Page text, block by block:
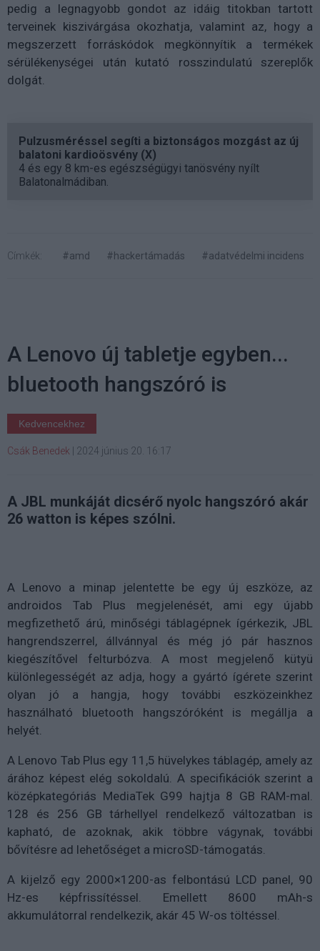
pedig a legnagyobb gondot az idáig titokban tartott
terveinek kiszivárgása okozhatja, valamint az, hogy a
megszerzett forráskódok megkönnyítik a termékek
sérülékenységei után kutató rosszindulatú szereplők
dolgát.
Pulzusméréssel segíti a biztonságos mozgást az új
balatoni kardioösvény (X)
4 és egy 8 km-es egészségügyi tanösvény nyílt
Balatonalmádiban.
Címkék: #amd #hackertámadás #adatvédelmi incidens
A Lenovo új tabletje egyben...
bluetooth hangszóró is
Kedvencekhez
Csák Benedek | 2024 június 20. 16:17
A JBL munkáját dicsérő nyolc hangszóró akár
26 watton is képes szólni.
A Lenovo a minap jelentette be egy új eszköze, az
androidos Tab Plus megjelenését, ami egy újabb
megfizethető árú, minőségi táblagépnek ígérkezik, JBL
hangrendszerrel, állvánnyal és még jó pár hasznos
kiegészítővel felturbózva. A most megjelenő kütyü
különlegességét az adja, hogy a gyártó ígérete szerint
olyan jó a hangja, hogy további eszközeinkhez
használható bluetooth hangszóróként is megállja a
helyét.
A Lenovo Tab Plus egy 11,5 hüvelykes táblagép, amely az
árához képest elég sokoldalú. A specifikációk szerint a
középkategóriás MediaTek G99 hajtja 8 GB RAM-mal.
128 és 256 GB tárhellyel rendelkező változatban is
kapható, de azoknak, akik többre vágynak, további
bővítésre ad lehetőséget a microSD-támogatás.
A kijelző egy 2000×1200-as felbontású LCD panel, 90
Hz-es képfrissítéssel. Emellett 8600 mAh-s
akkumulátorral rendelkezik, akár 45 W-os töltéssel.